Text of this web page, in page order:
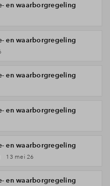
en waarborgregeling
en waarborgregeling
en waarborgregeling
en waarborgregeling
en waarborgregeling
13 mei 26
en waarborgregeling